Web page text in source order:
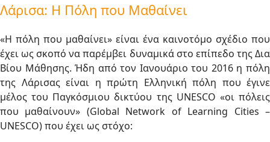
Λάρισα: Η Πόλη που Μαθαίνει
«Η πόλη που μαθαίνει» είναι ένα καινοτόμο σχέδιο που
έχει ως σκοπό να παρέμβει δυναμικά στο επίπεδο της Δια
Βίου Μάθησης. Ήδη από τον Ιανουάριο του 2016 η πόλη
της Λάρισας είναι η πρώτη Ελληνική πόλη που έγινε
μέλος του Παγκόσμιου δικτύου της UNESCO «οι πόλεις
που μαθαίνουν» (Global Network of Learning Cities –
UNESCO) που έχει ως στόχο: